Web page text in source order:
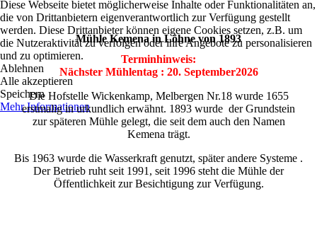
Mühle Kemena in Löhne von 1893
Terminhinweis:
Nächster Mühlentag : 20. September2026
Die Hofstelle Wickenkamp, Melbergen Nr.18 wurde 1655
erstmalig in urkundlich erwähnt. 1893 wurde der Grundstein
zur späteren Mühle gelegt, die seit dem auch den Namen
Kemena trägt.
Bis 1963 wurde die Wasserkraft genutzt, später andere Systeme .
Der Betrieb ruht seit 1991, seit 1996 steht die Mühle der
Öffentlichkeit zur Besichtigung zur Verfügung.
Diese Webseite bietet möglicherweise Inhalte oder Funktionalitäten an,
die von Drittanbietern eigenverantwortlich zur Verfügung gestellt
werden. Diese Drittanbieter können eigene Cookies setzen, z.B. um
die Nutzeraktivität zu verfolgen oder ihre Angebote zu personalisieren
und zu optimieren.
Ablehnen
Alle akzeptieren
Speichern
Mehr Informationen